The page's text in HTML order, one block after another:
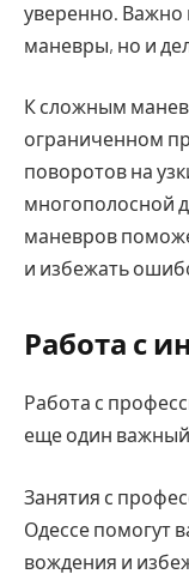
уверенно. Важно
маневры, но и
К сложным
ограниченном
поворотов на
многополосной
маневров
и избежать
Работа с
Работа с
еще один важный
Занятия с
Одессе помогут
вождения и